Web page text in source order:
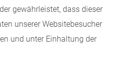
gewährleistet, dass dieser
unserer Websitebesucher
und unter Einhaltung der